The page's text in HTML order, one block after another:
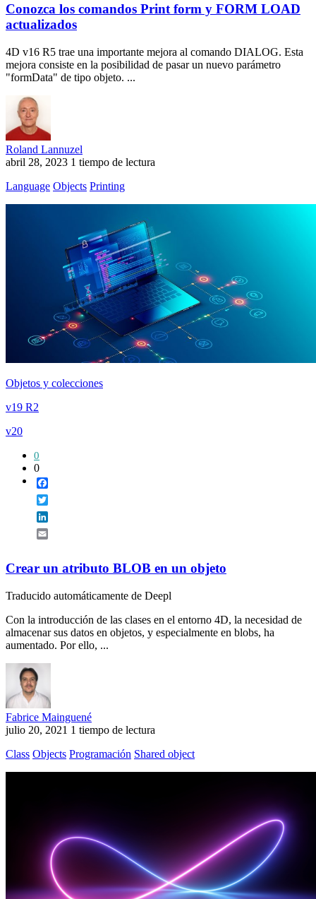
Conozca los comandos Print form y FORM LOAD
actualizados
4D v16 R5 trae una importante mejora al comando DIALOG. Esta
mejora consiste en la posibilidad de pasar un nuevo parámetro
"formData" de tipo objeto. ...
Roland Lannuzel
abril 28, 2023 1 tiempo de lectura
Language Objects Printing
Objetos y colecciones
v19 R2
v20
0
0
Crear un atributo BLOB en un objeto
Traducido automáticamente de Deepl
Con la introducción de las clases en el entorno 4D, la necesidad de
almacenar sus datos en objetos, y especialmente en blobs, ha
aumentado. Por ello, ...
Fabrice Mainguené
julio 20, 2021 1 tiempo de lectura
Class Objects Programación Shared object